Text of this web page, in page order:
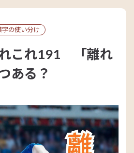
字の使い分け
これ191 「離れ
ある？